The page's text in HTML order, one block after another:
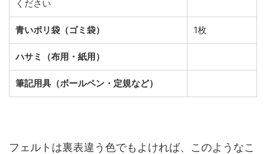
ください
青いポリ袋（ゴミ袋） 1枚
ハサミ（布用・紙用）
筆記用具（ボールペン・定規など）
フェルトは裏表違う色でもよければ、このようなこ